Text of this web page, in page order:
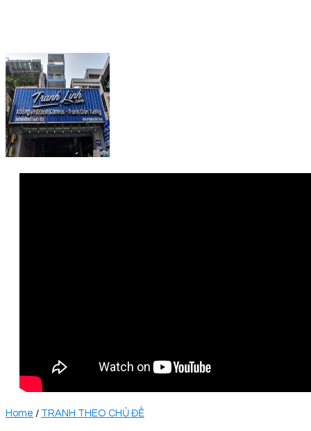
Home / TRANH THEO CHỦ ĐỀ